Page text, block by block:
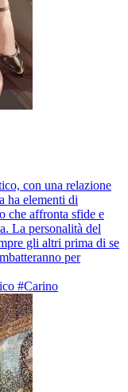
con una relazione
ha elementi di
che affronta sfide e
La personalità del
gli altri prima di se
per
#Carino